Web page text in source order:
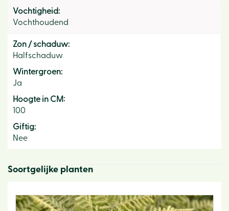
Vochtigheid:
Vochthoudend
Zon / schaduw:
Halfschaduw
Wintergroen:
Ja
Hoogte in CM:
100
Giftig:
Nee
Soortgelijke planten